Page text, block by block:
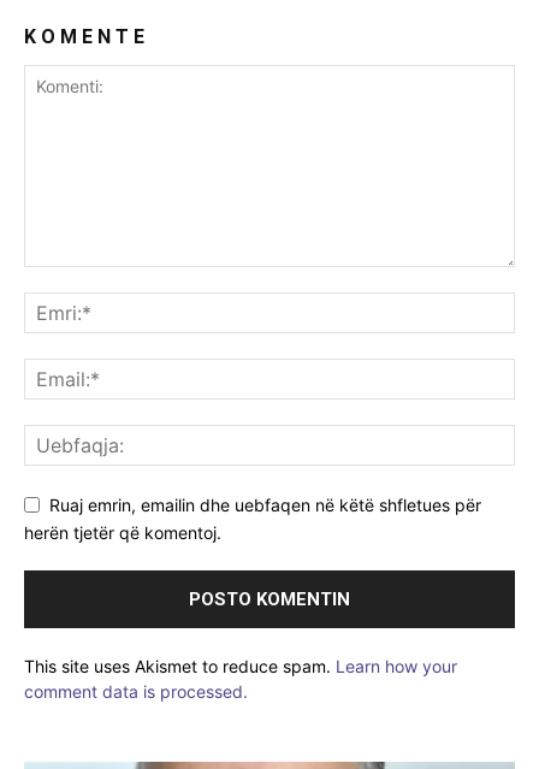
K O M E N T E
Ruaj emrin, emailin dhe uebfaqen në këtë shfletues për
herën tjetër që komentoj.
This site uses Akismet to reduce spam. Learn how your
comment data is processed.